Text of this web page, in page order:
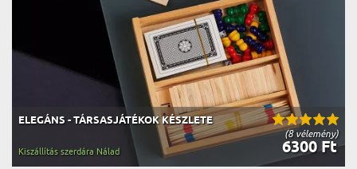
(8 vélemény)
ELEGÁNS - TÁRSASJÁTÉKOK KÉSZLETE
6300 Ft
Kiszállítás szerdára Nálad